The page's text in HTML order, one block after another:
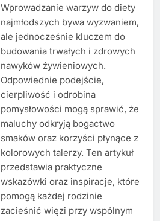
Wprowadzanie warzyw do diety
najmłodszych bywa wyzwaniem,
ale jednocześnie kluczem do
budowania trwałych i zdrowych
nawyków żywieniowych.
Odpowiednie podejście,
cierpliwość i odrobina
pomysłowości mogą sprawić, że
maluchy odkryją bogactwo
smaków oraz korzyści płynące z
kolorowych talerzy. Ten artykuł
przedstawia praktyczne
wskazówki oraz inspiracje, które
pomogą każdej rodzinie
zacieśnić więzi przy wspólnym